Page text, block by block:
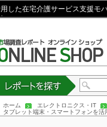
した在宅介護サービス支援モ
ホーム エレクトロニクス・IT
タブレット端末・スマートフォンを